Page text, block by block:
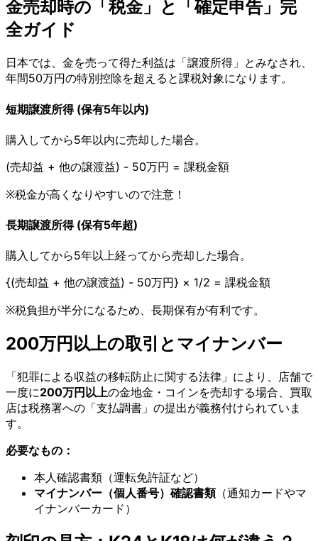
金売却時の「税金」と「確定申告」完
全ガイド
日本では、金を売って得た利益は「譲渡所得」とみなされ、
年間50万円の特別控除を超えると課税対象になります。
短期譲渡所得 (保有5年以内)
購入してから5年以内に売却した場合。
(売却益 + 他の譲渡益) - 50万円 = 課税金額
※税金が高くなりやすいので注意！
長期譲渡所得 (保有5年超)
購入してから5年以上経ってから売却した場合。
{(売却益 + 他の譲渡益) - 50万円} × 1/2 = 課税金額
※税負担が半分になるため、長期保有が有利です。
200万円以上の取引とマイナンバー
「犯罪による収益の移転防止に関する法律」により、店舗で
一度に200万円以上の金地金・コインを売却する場合、買取
店は税務署への「支払調書」の提出が義務付けられていま
す。
必要なもの：
本人確認書類（運転免許証など）
マイナンバー（個人番号）確認書類（通知カードやマ
イナンバーカード）